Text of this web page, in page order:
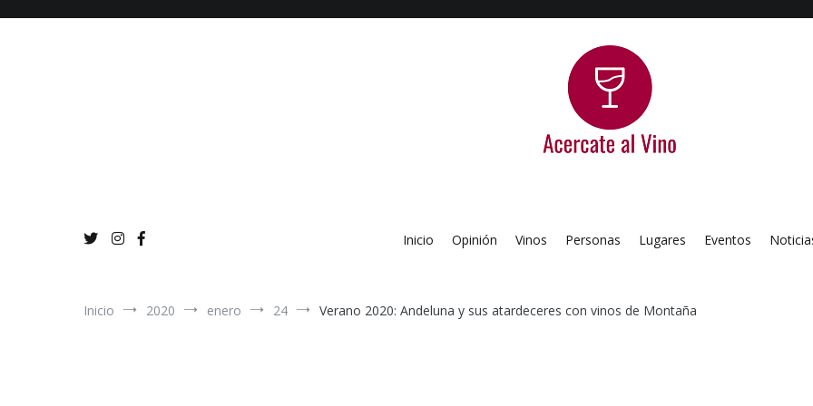
Inicio
Opinión Vinos Personas Lugares Eventos
Inicio 2020 enero 24 Verano 2020: Andeluna y sus atardeceres con vinos de Montaña